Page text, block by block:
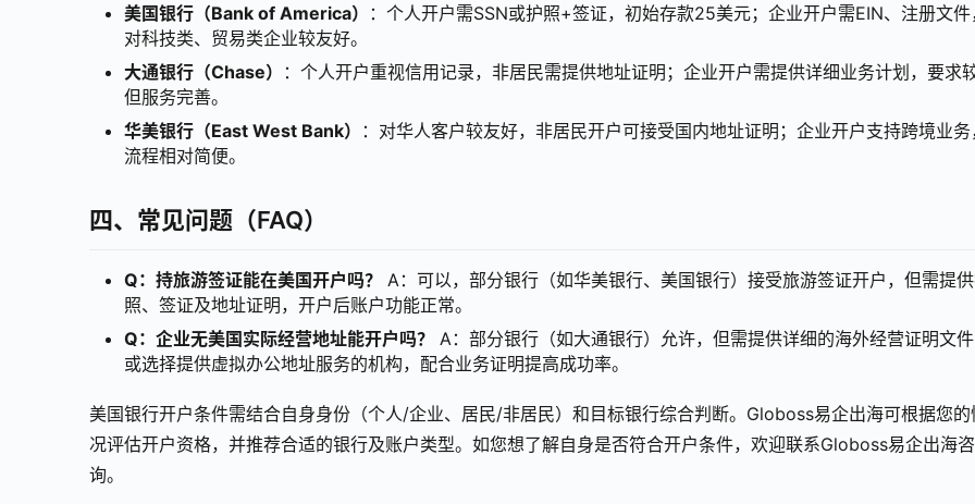
美国银行（Bank of America）
：个人开户需SSN或护照+签证，初始存款25美元；企业开户需EIN、注册文件
对科技类、贸易类企业较友好。
大通银行（Chase）
：个人开户重视信用记录，非居民需提供地址证明；企业开户需提供详细业务计划，要求
但服务完善。
华美银行（East West Bank）
：对华人客户较友好，非居民开户可接受国内地址证明；企业开户支持跨境业务
流程相对简便。
四、常见问题（FAQ）
Q：持旅游签证能在美国开户吗？
A：可以，部分银行（如华美银行、美国银行）接受旅游签证开户，但需提
照、签证及地址证明，开户后账户功能正常。
Q：企业无美国实际经营地址能开户吗？
A：部分银行（如大通银行）允许，但需提供详细的海外经营证明文
或选择提供虚拟办公地址服务的机构，配合业务证明提高成功率。
美国银行开户条件需结合自身身份（个人/企业、居民/非居民）和目标银行综合判断。Globoss易企出海可根据您的
况评估开户资格，并推荐合适的银行及账户类型。如您想了解自身是否符合开户条件，欢迎联系Globoss易企出海咨
询。